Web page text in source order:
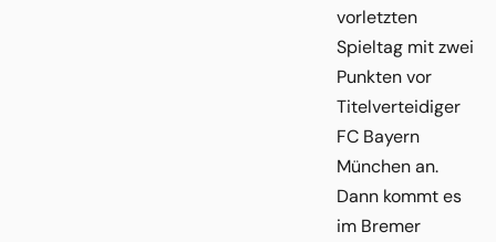
vorletzten
Spieltag mit zwei
Punkten vor
Titelverteidiger
FC Bayern
München an.
Dann kommt es
im Bremer